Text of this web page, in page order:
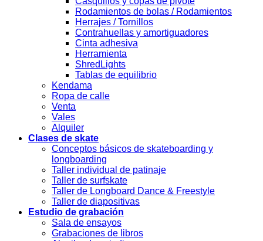
Rodamientos de bolas / Rodamientos
Herrajes / Tornillos
Contrahuellas y amortiguadores
Cinta adhesiva
Herramienta
ShredLights
Tablas de equilibrio
Kendama
Ropa de calle
Venta
Vales
Alquiler
Clases de skate
Conceptos básicos de skateboarding y
longboarding
Taller individual de patinaje
Taller de surfskate
Taller de Longboard Dance & Freestyle
Taller de diapositivas
Estudio de grabación
Sala de ensayos
Grabaciones de libros